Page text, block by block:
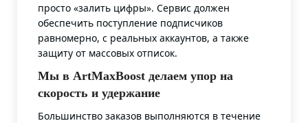
просто «залить цифры». Сервис должен
обеспечить поступление подписчиков
равномерно, с реальных аккаунтов, а также
защиту от массовых отписок.
Мы в ArtMaxBoost делаем упор на
скорость и удержание
Большинство заказов выполняются в течение